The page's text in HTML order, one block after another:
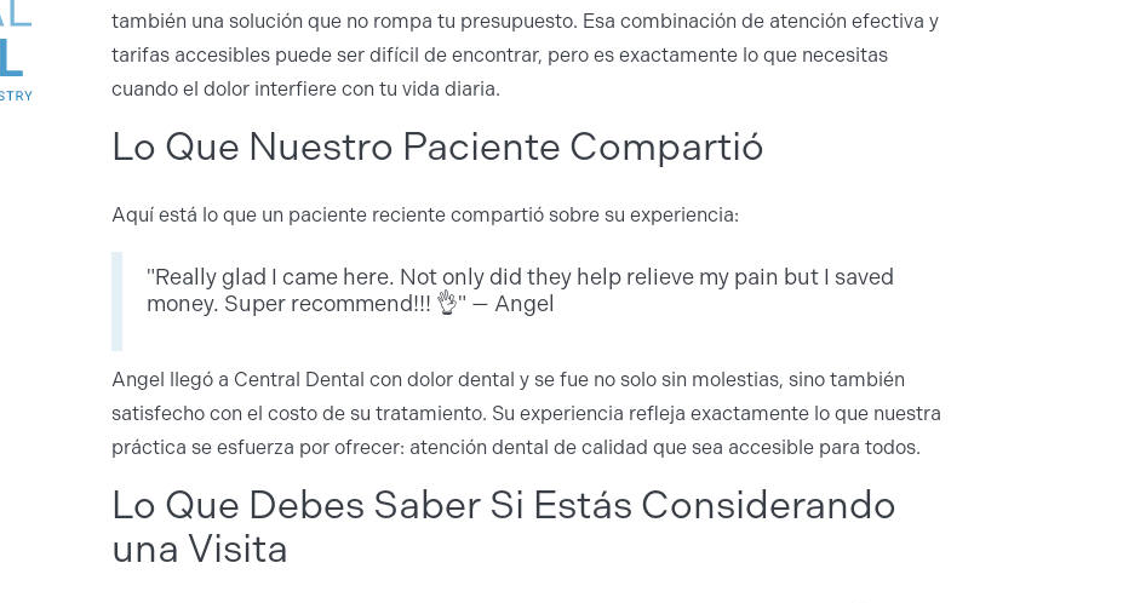
también una solución que no rompa tu presupuesto. Esa combinación de atención efectiva y
tarifas accesibles puede ser difícil de encontrar, pero es exactamente lo que necesitas
cuando el dolor interfiere con tu vida diaria.
Lo Que Nuestro Paciente Compartió
Aquí está lo que un paciente reciente compartió sobre su experiencia:
"Really glad I came here. Not only did they help relieve my pain but I saved
money. Super recommend!!! 👌" — Angel
Angel llegó a Central Dental con dolor dental y se fue no solo sin molestias, sino también
satisfecho con el costo de su tratamiento. Su experiencia refleja exactamente lo que nuestra
práctica se esfuerza por ofrecer: atención dental de calidad que sea accesible para todos.
Lo Que Debes Saber Si Estás Considerando
una Visita